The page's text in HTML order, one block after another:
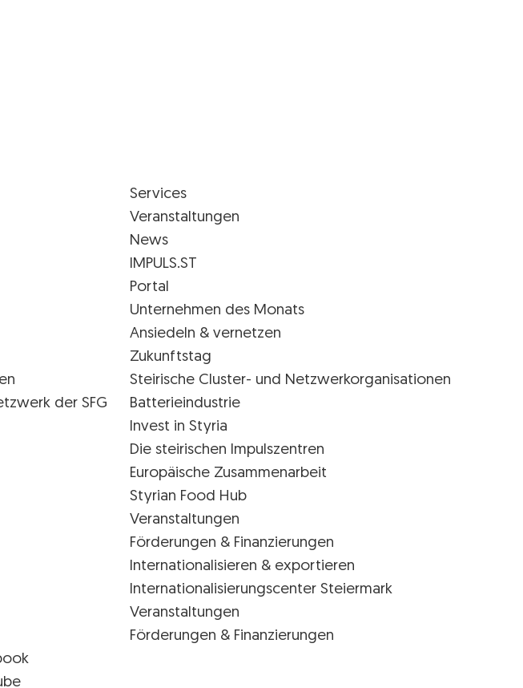
Services
Veranstaltungen
News
IMPULS.ST
Portal
Unternehmen des Monats
der SFG
Ansiedeln & vernetzen
Zukunftstag
Steirische Cluster- und Netzwerkorganisationen
Batterieindustrie
Invest in Styria
Die steirischen Impulszentren
Europäische Zusammenarbeit
Styrian Food Hub
Veranstaltungen
Förderungen & Finanzierungen
Internationalisieren & exportieren
Internationalisierungscenter Steiermark
Veranstaltungen
Förderungen & Finanzierungen